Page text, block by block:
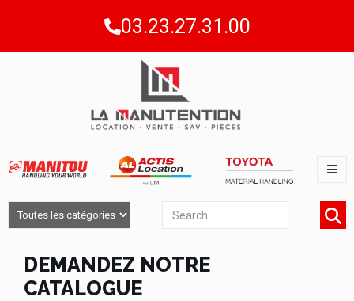
03.23.27.31.00
DEMANDEZ NOTRE
CATALOGUE